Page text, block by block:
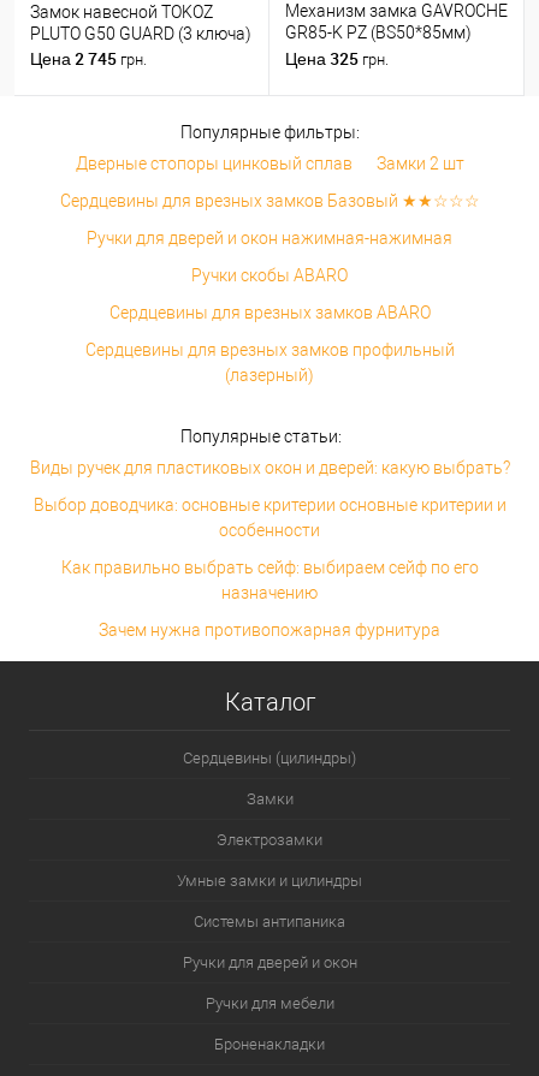
Замок навесной TOKOZ
PLUTO G50 GUARD (3 ключа)
Цена 2 745 грн.
Механизм замка GAVROCHE
GR85-K PZ (BS50*85мм)
пласт.язичок AB бронза
Цена 325 грн.
Популярные фильтры:
Дверные стопоры цинковый сплав
Замки 2 шт
Сердцевины для врезных замков Базовый ★★☆☆☆
Ручки для дверей и окон нажимная-нажимная
Ручки скобы ABARO
Сердцевины для врезных замков ABARO
Сердцевины для врезных замков профильный
(лазерный)
Популярные статьи:
Виды ручек для пластиковых окон и дверей: какую выбрать?
Выбор доводчика: основные критерии основные критерии и
особенности
Как правильно выбрать сейф: выбираем сейф по его
назначению
Зачем нужна противопожарная фурнитура
Каталог
Сердцевины (цилиндры)
Замки
Электрозамки
Умные замки и цилиндры
Системы антипаника
Ручки для дверей и окон
Ручки для мебели
Броненакладки